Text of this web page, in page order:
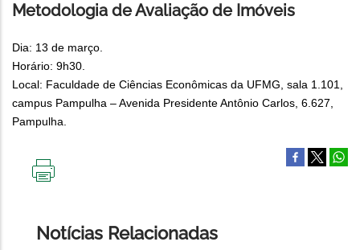
Metodologia de Avaliação de Imóveis
Dia: 13 de março.
Horário: 9h30.
Local: Faculdade de Ciências Econômicas da UFMG, sala 1.101,
campus Pampulha – Avenida Presidente Antônio Carlos, 6.627,
Pampulha.
Notícias Relacionadas